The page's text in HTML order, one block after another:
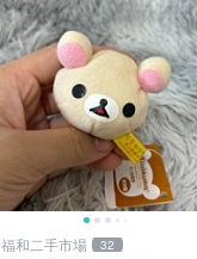
福和二手市場 32